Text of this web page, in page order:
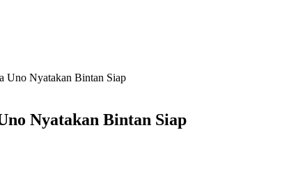
Uno Nyatakan Bintan Siap
Nyatakan Bintan Siap